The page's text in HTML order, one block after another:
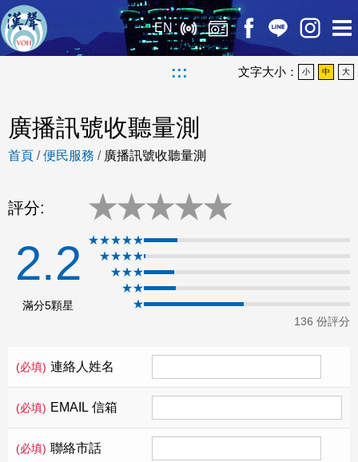
EN
::: 文字大小： 小 中 大
廣播訊號收聽量測
首頁 /便民服務 / 廣播訊號收聽量測
評分: ★★★★★
2.2
滿分5顆星
★★★★★
★★★★
★★★
★★
★
136 份評分
(必填) 連絡人姓名
(必填) EMAIL 信箱
(必填) 聯絡市話